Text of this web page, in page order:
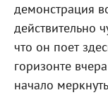
демонстрация
действительно
что он поет
горизонте
начало